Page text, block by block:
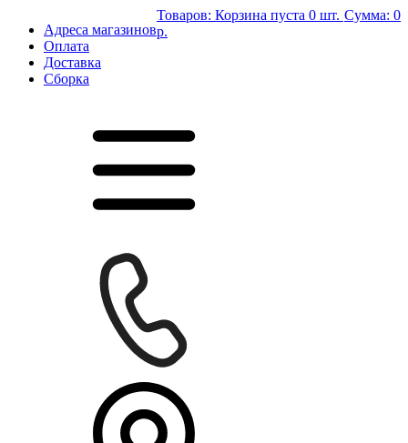
Адреса магазинов
Оплата
Доставка
Сборка
Товаров: Корзина пуста 0 шт. Сумма: 0
р.